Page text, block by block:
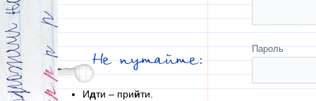
Не путайте:
Идти – прийти.
Пароль